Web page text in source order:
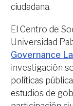
ciudadana.
El Centro de
Universidad
Governance
investigación
políticas
estudios de